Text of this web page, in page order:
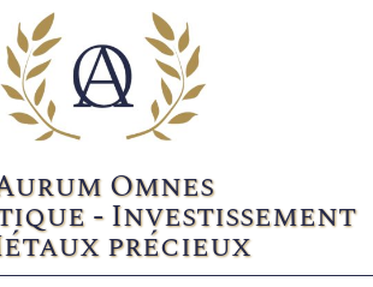
Omnes
- Investissement
précieux